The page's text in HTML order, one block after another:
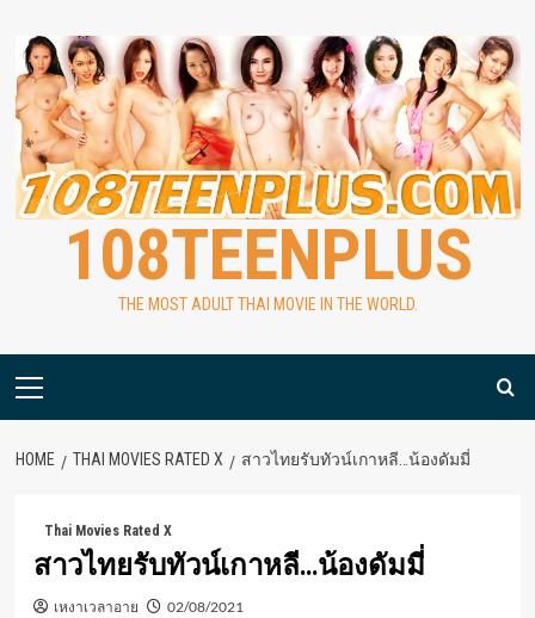
content
108TEENPLUS
THE MOST ADULT THAI MOVIE IN THE WORLD.
Primary
HOME THAI MOVIES RATED X สาวไทยรับทัวน์เกาหลี…น้องดัมมี่
Thai Movies Rated X
สาวไทยรับทัวน์เกาหลี…น้องดัมมี่
เหงาเวลาอาย 02/08/2021